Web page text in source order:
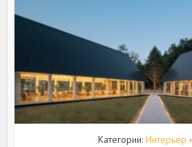
Категории: Интерьер